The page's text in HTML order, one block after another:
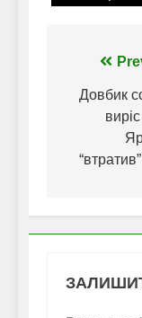
Довбик
виріс